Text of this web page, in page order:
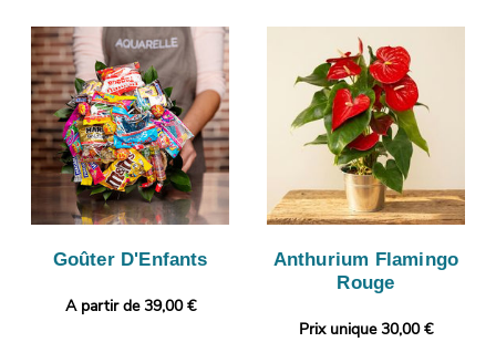
Goûter D'Enfants
A partir de 39,00 €
Anthurium Flamingo
Rouge
Prix unique 30,00 €